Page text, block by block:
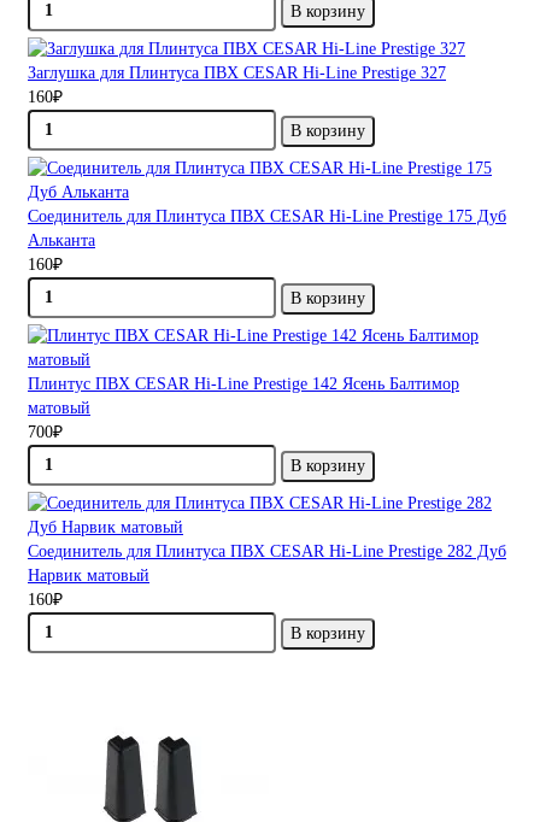
В корзину
Заглушка для Плинтуса ПВХ CESAR Hi-Line Prestige 327
160₽
В корзину
Соединитель для Плинтуса ПВХ CESAR Hi-Line Prestige 175 Дуб
Альканта
160₽
В корзину
Плинтус ПВХ CESAR Hi-Line Prestige 142 Ясень Балтимор
матовый
700₽
В корзину
Соединитель для Плинтуса ПВХ CESAR Hi-Line Prestige 282 Дуб
Нарвик матовый
160₽
В корзину